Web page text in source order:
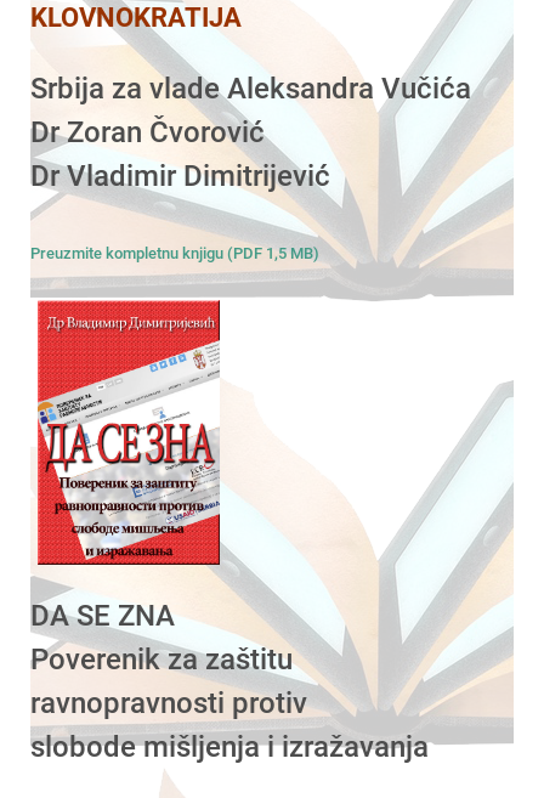
KLOVNOKRATIJA
Srbija za vlade Aleksandra Vučića
Dr Zoran Čvorović
Dr Vladimir Dimitrijević
Preuzmite kompletnu knjigu (PDF 1,5 MB)
DA SE ZNA
Poverenik za zaštitu
ravnopravnosti protiv
slobode mišljenja i izražavanja